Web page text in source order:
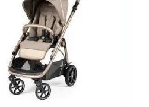
Comprar